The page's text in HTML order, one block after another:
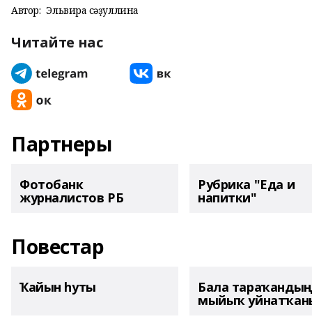
Автор: Эльвира Әсәҙуллина
Читайте нас
Партнеры
Фотобанк
журналистов РБ
Рубрика "Еда и
напитки"
Повестар
Ҡайын һуты Бала тараҡандың
мыйыҡ